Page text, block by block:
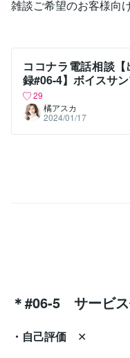
雑談ご希望のお客様向
ココナラ電話相談
録#06-4】ボイスサ
29
橘アスカ
2024/01/17
＊#06-5 サービス
・自己評価 ✕